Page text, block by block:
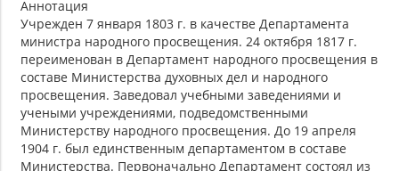
Аннотация
Учрежден 7 января 1803 г. в качестве Департамента
министра народного просвещения. 24 октября 1817 г.
переименован в Департамент народного просвещения в
составе Министерства духовных дел и народного
просвещения. Заведовал учебными заведениями и
учеными учреждениями, подведомственными
Министерству народного просвещения. До 19 апреля
1904 г. был единственным департаментом в составе
Министерства. Первоначально Департамент состоял из